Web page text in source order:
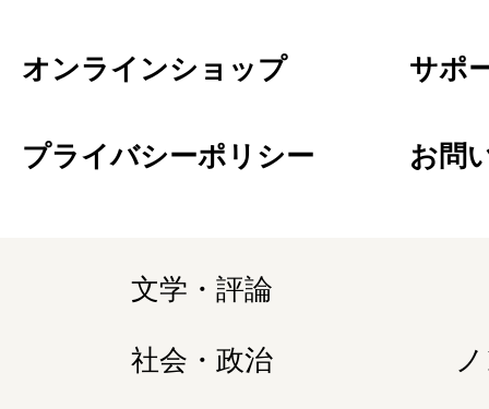
オンラインショップ サポ
プライバシーポリシー お問
文学・評論
社会・政治